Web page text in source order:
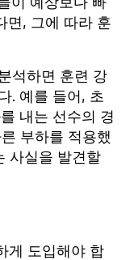
면, 그에 따라 훈
석하면 훈련 강
. 예를 들어, 초
내는 선수의 경
부하를 적용했
사실을 발견할
게 도입해야 합